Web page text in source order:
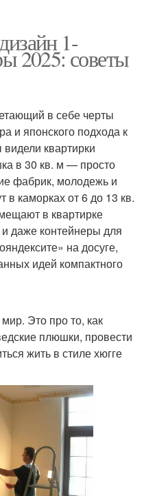
1-
2025: советы
в себе черты
и японского подхода к
квартирки
в 30 кв. м — просто
фабрик, молодежь и
каморках от 6 до 13 кв.
в квартирке
даже контейнеры для
на досуге,
идей компактного
Это про то, как
плюшки, провести
жить в стиле хюгге